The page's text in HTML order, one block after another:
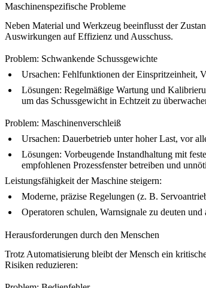
Maschinenspezifische Probleme
Neben Material und Werkzeug beeinflusst der
Auswirkungen auf Effizienz und Ausschuss.
Problem: Schwankende Schussgewichte
Ursachen: Fehlfunktionen der Einspritzeinheit,
Lösungen: Regelmäßige Wartung und
um das Schussgewicht in Echtzeit zu
Problem: Maschinenverschleiß
Ursachen: Dauerbetrieb unter hoher Last, vor
Lösungen: Vorbeugende Instandhaltung mit
empfohlenen Prozessfenster betreiben und
Leistungsfähigkeit der Maschine steigern:
Moderne, präzise Regelungen (z. B.
Operatoren schulen, Warnsignale zu deuten
Herausforderungen durch den Menschen
Trotz Automatisierung bleibt der Mensch ein
Risiken reduzieren: